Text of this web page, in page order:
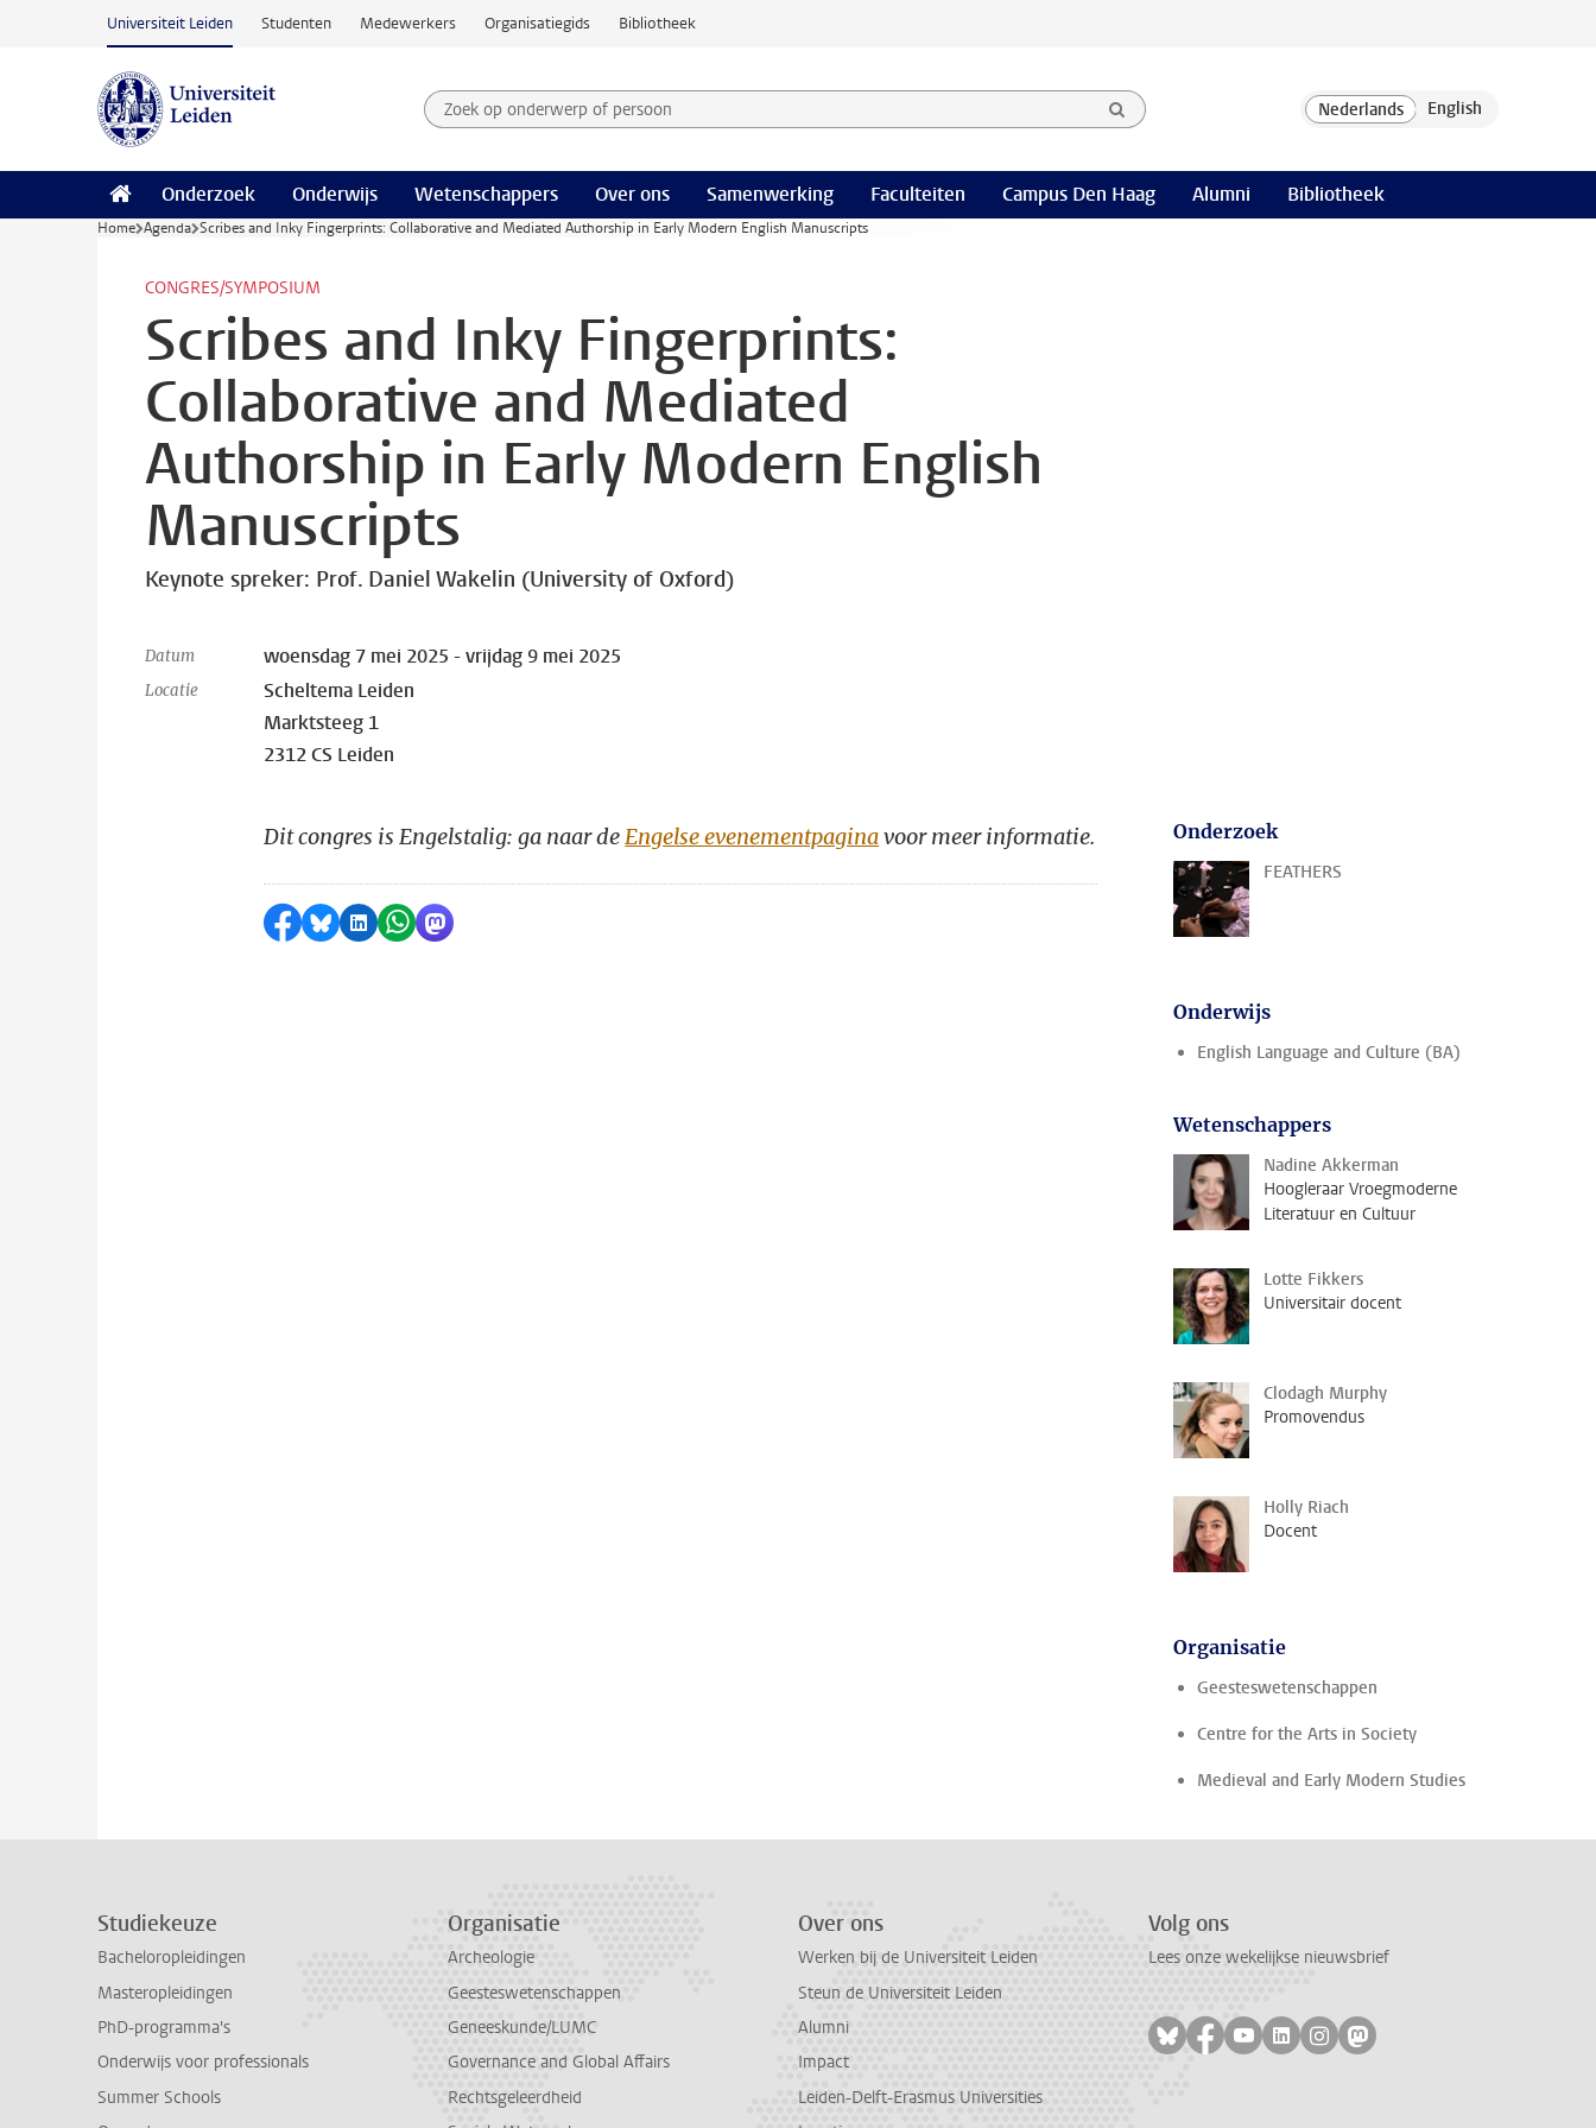
Ga naar hoofdinhoud
Universiteit Leiden Studenten Medewerkers Organisatiegids Bibliotheek
Zoek op onderwerp of persoon en selecteer categorie
Zoekterm
Onderzoek Onderwijs Wetenschappers Over ons Samenwerking Faculteiten Campus Den Haag Alumni Bibliotheek
Home Agenda Scribes and Inky Fingerprints: Collaborative and Mediated Authorship in Early Modern English Manuscripts
CONGRES/SYMPOSIUM
Scribes and Inky Fingerprints:
Collaborative and Mediated
Authorship in Early Modern English
Manuscripts
Keynote spreker: Prof. Daniel Wakelin (University of Oxford)
Datum woensdag 7 mei 2025 - vrijdag 9 mei 2025
Locatie
Scheltema Leiden
Marktsteeg 1
2312 CS Leiden
Dit congres is Engelstalig: ga naar deEngelse evenementpaginavoor meer informatie.
Delen op Facebook
Delen via Bluesky
Delen op LinkedIn
Delen via WhatsApp
Delen via Mastodon
Onderzoek
FEATHERS
Onderwijs
English Language and Culture (BA)
Wetenschappers
Nadine Akkerman
Hoogleraar Vroegmoderne
Literatuur en Cultuur
Lotte Fikkers
Universitair docent
Clodagh Murphy
Promovendus
Holly Riach
Docent
Organisatie
Geesteswetenschappen
Centre for the Arts in Society
Medieval and Early Modern Studies
Studiekeuze
Bacheloropleidingen
Masteropleidingen
PhD-programma's
Onderwijs voor professionals
Summer Schools
Organisatie
Archeologie
Geesteswetenschappen
Geneeskunde/LUMC
Governance and Global Affairs
Rechtsgeleerdheid
Over ons
Werken bij de Universiteit Leiden
Steun de Universiteit Leiden
Alumni
Impact
Leiden-Delft-Erasmus Universities
Volg ons
Lees onze wekelijkse nieuwsbrief
Volg ons op bluesky
Volg ons op facebook
Volg ons op youtube
Volg ons op linkedin
Volg ons op instagram
Volg ons op mastodon